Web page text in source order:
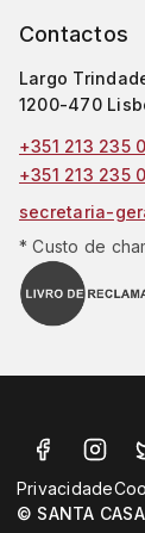
Contactos
Largo
1200-470
+351 213 235
+351 213 235
secretaria-
* Custo de
Privacidade
© SANTA